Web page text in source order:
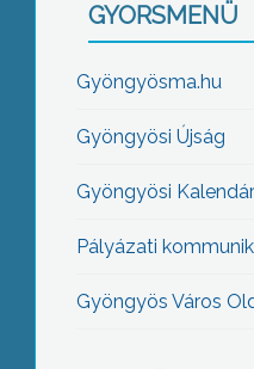
GYORSMENÜ
Gyöngyösma.hu
Gyöngyösi Újság
Gyöngyösi
Pályázati
Gyöngyös Város